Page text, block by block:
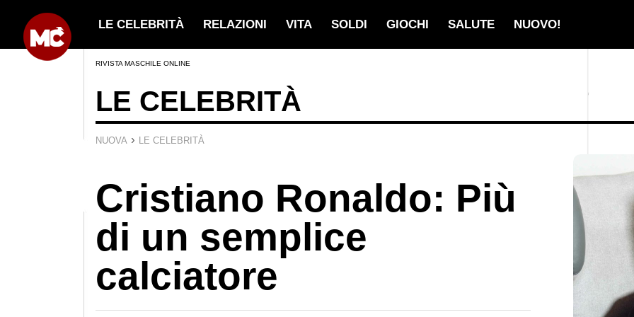
LE CELEBRITÀ RELAZIONI VITA SOLDI GIOCHI SALUTE NUOVO!
RIVISTA MASCHILE ONLINE
LE CELEBRITÀ
NUOVA › LE CELEBRITÀ
Cristiano Ronaldo: Più
di un semplice
calciatore